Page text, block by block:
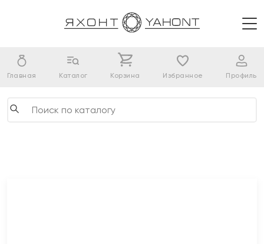
Главная Каталог Корзина Избранное Профиль